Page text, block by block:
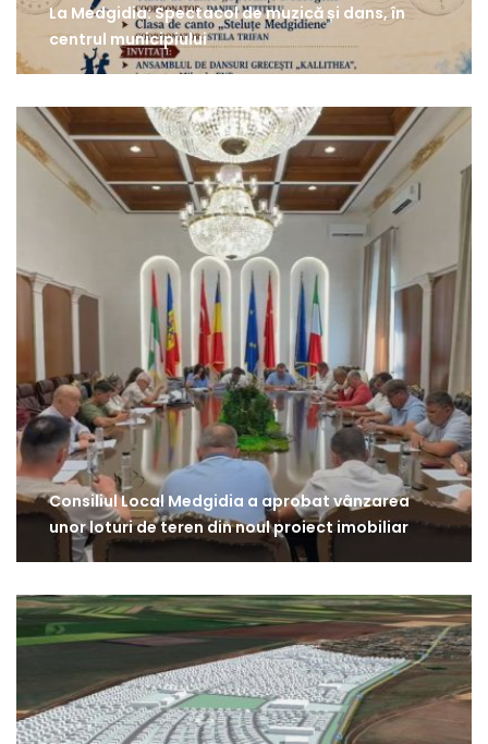
La Medgidia: Spectacol de muzică și dans, în
centrul municipiului
Consiliul Local Medgidia a aprobat vânzarea
unor loturi de teren din noul proiect imobiliar